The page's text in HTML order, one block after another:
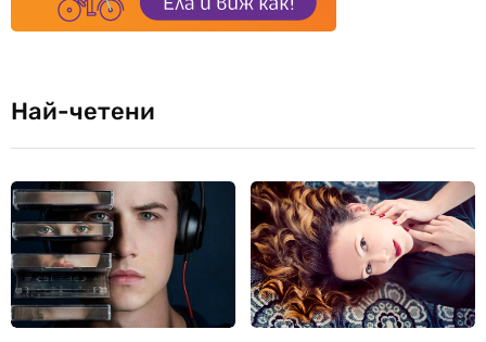
Най-четени